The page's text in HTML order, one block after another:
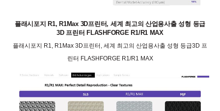
플래시포지 R1, R1Max 3D프린터, 세계 최고의 산업용사출 성형 등급
3D 프린터 FLASHFORGE R1/R1 MAX
플래시포지 R1, R1Max 3D프린터, 세계 최고의 산업용사출 성형 등급3D 프
린터 FLASHFORGE R1/R1 MAX